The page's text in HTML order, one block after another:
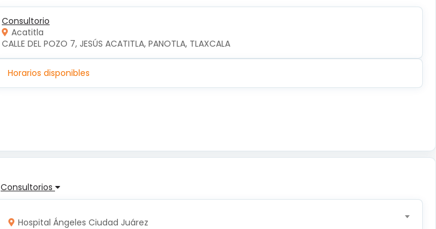
Consultorio
Acatitla
CALLE DEL POZO 7, JESÚS ACATITLA, PANOTLA, TLAXCALA
Horarios disponibles
Consultorios
Hospital Ángeles Ciudad Juárez